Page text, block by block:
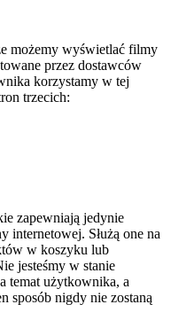
możemy wyświetlać filmy
przez dostawców
korzystamy w tej
trzecich:
zapewniają jedynie
internetowej. Służą one na
w koszyku lub
jesteśmy w stanie
temat użytkownika, a
sposób nigdy nie zostaną